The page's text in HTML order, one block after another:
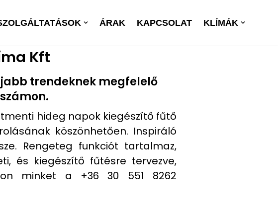
ÁRAK KAPCSOLAT KLÍMÁK
Kft
trendeknek megfelelő
hideg napok kiegészítő fűtő
köszönhetően. Inspiráló
Rengeteg funkciót tartalmaz,
és kiegészítő fűtésre tervezve,
minket a +36 30 551 8262